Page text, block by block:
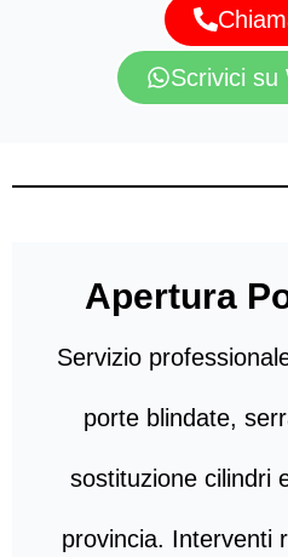
Scrivici su
Apertura
Servizio
porte blindate,
sostituzione cilindri
provincia. Interventi